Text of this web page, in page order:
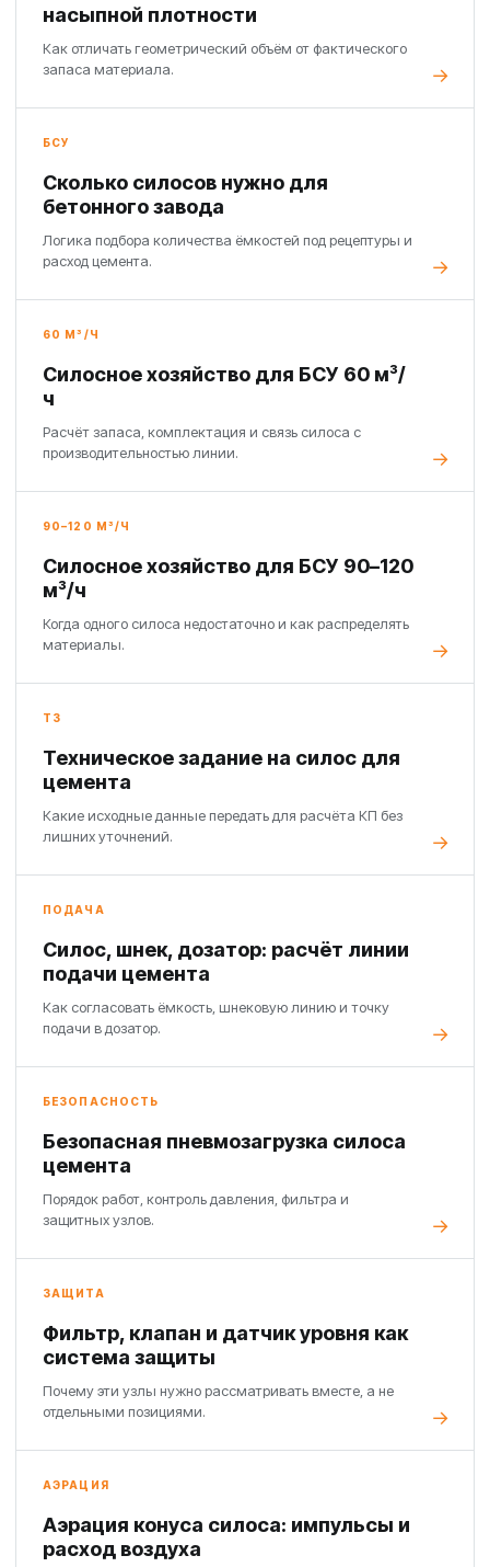
насыпной плотности
Как отличать геометрический объём от фактического
запаса материала.
БСУ
Сколько силосов нужно для
бетонного завода
Логика подбора количества ёмкостей под рецептуры и
расход цемента.
60 М³/Ч
Силосное хозяйство для БСУ 60 м³/
ч
Расчёт запаса, комплектация и связь силоса с
производительностью линии.
90–120 М³/Ч
Силосное хозяйство для БСУ 90–120
м³/ч
Когда одного силоса недостаточно и как распределять
материалы.
ТЗ
Техническое задание на силос для
цемента
Какие исходные данные передать для расчёта КП без
лишних уточнений.
ПОДАЧА
Силос, шнек, дозатор: расчёт линии
подачи цемента
Как согласовать ёмкость, шнековую линию и точку
подачи в дозатор.
БЕЗОПАСНОСТЬ
Безопасная пневмозагрузка силоса
цемента
Порядок работ, контроль давления, фильтра и
защитных узлов.
ЗАЩИТА
Фильтр, клапан и датчик уровня как
система защиты
Почему эти узлы нужно рассматривать вместе, а не
отдельными позициями.
АЭРАЦИЯ
Аэрация конуса силоса: импульсы и
расход воздуха